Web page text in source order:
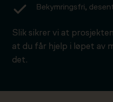
Bekymringsfri,
Slik sikrer vi at
at du får hjelp i løpet av
det.